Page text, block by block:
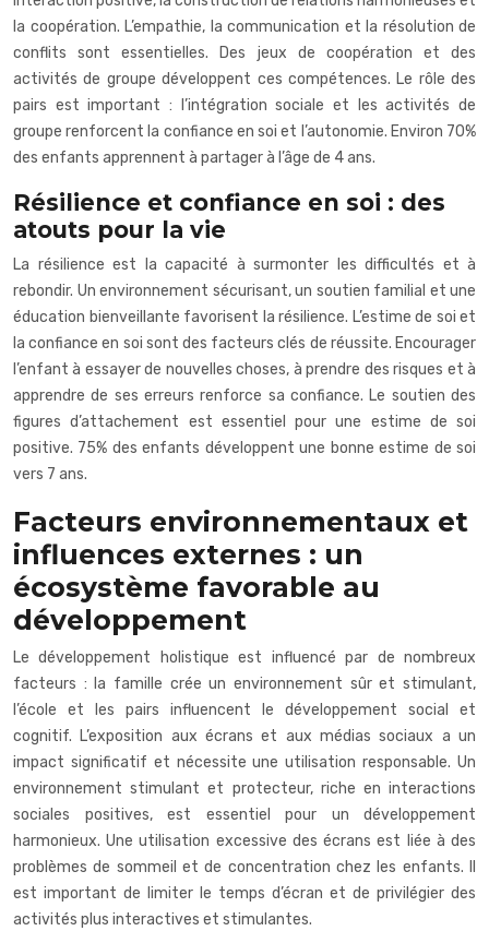
la coopération. L’empathie, la communication et la résolution de
conflits sont essentielles. Des jeux de coopération et des
activités de groupe développent ces compétences. Le rôle des
pairs est important : l’intégration sociale et les activités de
groupe renforcent la confiance en soi et l’autonomie. Environ 70%
des enfants apprennent à partager à l’âge de 4 ans.
Résilience et confiance en soi : des
atouts pour la vie
La résilience est la capacité à surmonter les difficultés et à
rebondir. Un environnement sécurisant, un soutien familial et une
éducation bienveillante favorisent la résilience. L’estime de soi et
la confiance en soi sont des facteurs clés de réussite. Encourager
l’enfant à essayer de nouvelles choses, à prendre des risques et à
apprendre de ses erreurs renforce sa confiance. Le soutien des
figures d’attachement est essentiel pour une estime de soi
positive. 75% des enfants développent une bonne estime de soi
vers 7 ans.
Facteurs environnementaux et
influences externes : un
écosystème favorable au
développement
Le développement holistique est influencé par de nombreux
facteurs : la famille crée un environnement sûr et stimulant,
l’école et les pairs influencent le développement social et
cognitif. L’exposition aux écrans et aux médias sociaux a un
impact significatif et nécessite une utilisation responsable. Un
environnement stimulant et protecteur, riche en interactions
sociales positives, est essentiel pour un développement
harmonieux. Une utilisation excessive des écrans est liée à des
problèmes de sommeil et de concentration chez les enfants. Il
est important de limiter le temps d’écran et de privilégier des
activités plus interactives et stimulantes.